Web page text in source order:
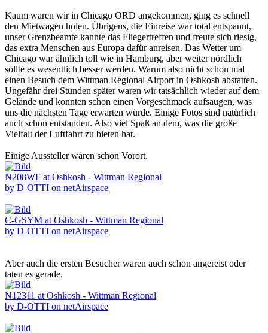
Kaum waren wir in Chicago ORD angekommen, ging es schnell
den Mietwagen holen. Übrigens, die Einreise war total entspannt,
unser Grenzbeamte kannte das Fliegertreffen und freute sich riesig,
das extra Menschen aus Europa dafür anreisen. Das Wetter um
Chicago war ähnlich toll wie in Hamburg, aber weiter nördlich
sollte es wesentlich besser werden. Warum also nicht schon mal
einen Besuch dem Wittman Regional Airport in Oshkosh abstatten.
Ungefähr drei Stunden später waren wir tatsächlich wieder auf dem
Gelände und konnten schon einen Vorgeschmack aufsaugen, was
uns die nächsten Tage erwarten würde. Einige Fotos sind natürlich
auch schon entstanden. Also viel Spaß an dem, was die große
Vielfalt der Luftfahrt zu bieten hat.
Einige Aussteller waren schon Vorort.
N208WF at Oshkosh - Wittman Regional
by D-OTTI on netAirspace
C-GSYM at Oshkosh - Wittman Regional
by D-OTTI on netAirspace
Aber auch die ersten Besucher waren auch schon angereist oder
taten es gerade.
N12311 at Oshkosh - Wittman Regional
by D-OTTI on netAirspace